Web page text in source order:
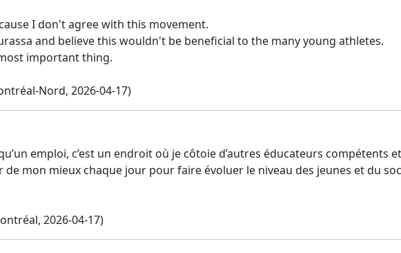
I don't agree with this movement.
and believe this wouldn't be beneficial to the many young athletes.
important thing.
Nord, 2026-04-17)
emploi, c’est un endroit où je côtoie d’autres éducateurs compétents
de mon mieux chaque jour pour faire évoluer le niveau des jeunes et du
2026-04-17)